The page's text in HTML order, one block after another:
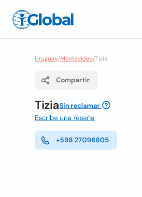
Uruguay/Montevideo/Tizia
Compartir
TiziaSin reclamar
Escribe una reseña
+598 27096805